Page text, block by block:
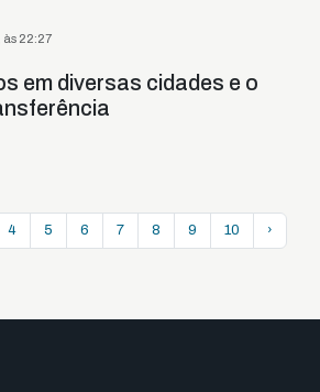
às 22:27
em diversas cidades e o
4 5 6 7 8 9 10 ›